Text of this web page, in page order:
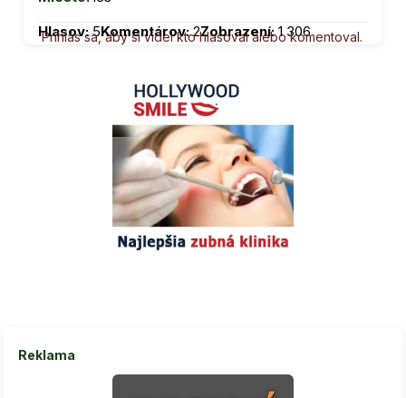
Hlasov: 5Komentárov:2Zobrazení:1 306
Prihlás sa, aby si videl kto hlasoval alebo komentoval.
Reklama